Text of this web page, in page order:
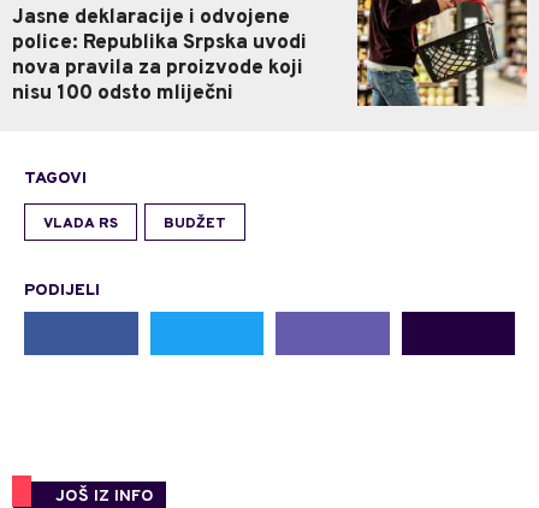
Jasne deklaracije i odvojene
police: Republika Srpska uvodi
nova pravila za proizvode koji
nisu 100 odsto mliječni
TAGOVI
VLADA RS BUDŽET
PODIJELI
JOŠ IZ INFO